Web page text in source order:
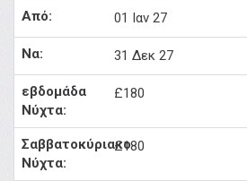
01 Ιαν 27
31 Δεκ 27
£180
£180